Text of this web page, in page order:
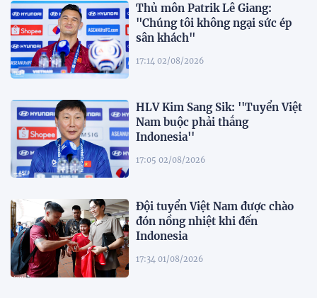
Thủ môn Patrik Lê Giang:
"Chúng tôi không ngại sức ép
sân khách"
17:14 02/08/2026
HLV Kim Sang Sik: ''Tuyển Việt
Nam buộc phải thắng
Indonesia''
17:05 02/08/2026
Đội tuyển Việt Nam được chào
đón nồng nhiệt khi đến
Indonesia
17:34 01/08/2026